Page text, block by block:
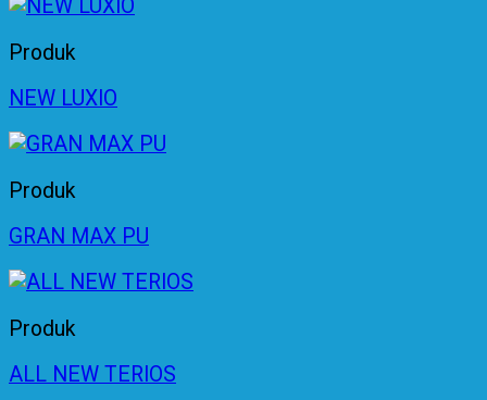
Produk
NEW LUXIO
Produk
GRAN MAX PU
Produk
ALL NEW TERIOS